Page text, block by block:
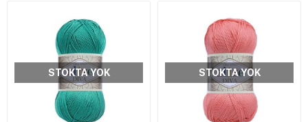
STOKTA YOK STOKTA YOK